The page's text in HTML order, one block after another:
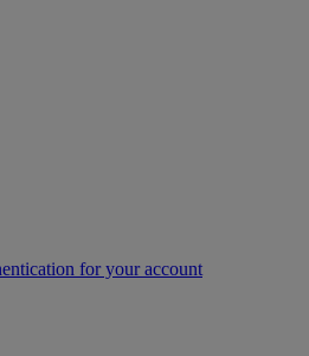
for your account